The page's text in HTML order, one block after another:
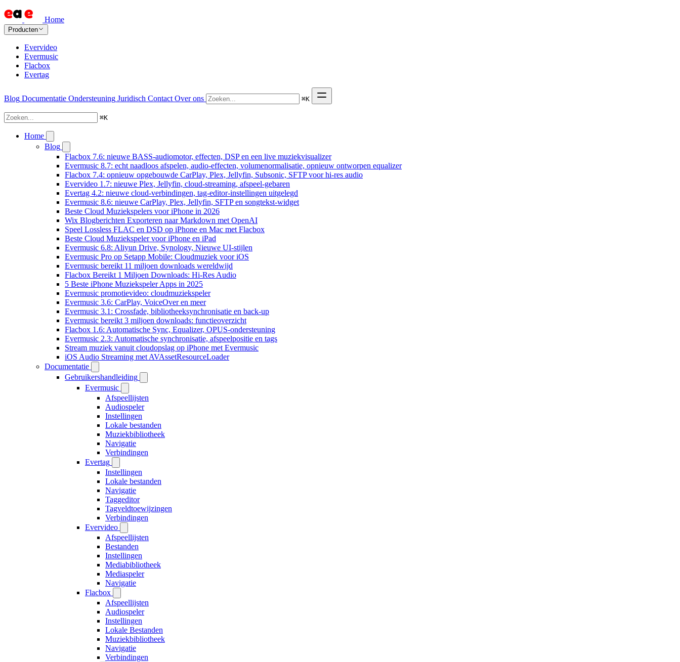
Home
Producten
Evervideo
Evermusic
Flacbox
Evertag
Blog Documentatie Ondersteuning Juridisch Contact Over ons ⌘K
⌘K
Home
Blog
Flacbox 7.6: nieuwe BASS-audiomotor, effecten, DSP en een live muziekvisualizer
Evermusic 8.7: echt naadloos afspelen, audio-effecten, volumenormalisatie, opnieuw ontworpen equalizer
Flacbox 7.4: opnieuw opgebouwde CarPlay, Plex, Jellyfin, Subsonic, SFTP voor hi-res audio
Evervideo 1.7: nieuwe Plex, Jellyfin, cloud-streaming, afspeel-gebaren
Evertag 4.2: nieuwe cloud-verbindingen, tag-editor-instellingen uitgelegd
Evermusic 8.6: nieuwe CarPlay, Plex, Jellyfin, SFTP en songtekst-widget
Beste Cloud Muziekspelers voor iPhone in 2026
Wix Blogberichten Exporteren naar Markdown met OpenAI
Speel Lossless FLAC en DSD op iPhone en Mac met Flacbox
Beste Cloud Muziekspeler voor iPhone en iPad
Evermusic 6.8: Aliyun Drive, Synology, Nieuwe UI-stijlen
Evermusic Pro op Setapp Mobile: Cloudmuziek voor iOS
Evermusic bereikt 11 miljoen downloads wereldwijd
Flacbox Bereikt 1 Miljoen Downloads: Hi-Res Audio
5 Beste iPhone Muziekspeler Apps in 2025
Evermusic promotievideo: cloudmuziekspeler
Evermusic 3.6: CarPlay, VoiceOver en meer
Evermusic 3.1: Crossfade, bibliotheeksynchronisatie en back-up
Evermusic bereikt 3 miljoen downloads: functieoverzicht
Flacbox 1.6: Automatische Sync, Equalizer, OPUS-ondersteuning
Evermusic 2.3: Automatische synchronisatie, afspeelpositie en tags
Stream muziek vanuit cloudopslag op iPhone met Evermusic
iOS Audio Streaming met AVAssetResourceLoader
Documentatie
Gebruikershandleiding
Evermusic
Afspeellijsten
Audiospeler
Instellingen
Lokale bestanden
Muziekbibliotheek
Navigatie
Verbindingen
Evertag
Instellingen
Lokale bestanden
Navigatie
Taggeditor
Tagveldtoewijzingen
Verbindingen
Evervideo
Afspeellijsten
Bestanden
Instellingen
Mediabibliotheek
Mediaspeler
Navigatie
Flacbox
Afspeellijsten
Audiospeler
Instellingen
Lokale Bestanden
Muziekbibliotheek
Navigatie
Verbindingen